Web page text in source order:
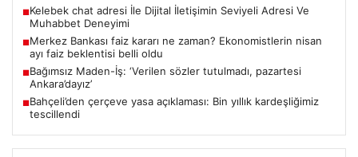
■Kelebek chat adresi İle Dijital İletişimin Seviyeli Adresi Ve
Muhabbet Deneyimi
■Merkez Bankası faiz kararı ne zaman? Ekonomistlerin nisan
ayı faiz beklentisi belli oldu
■Bağımsız Maden-İş: ‘Verilen sözler tutulmadı, pazartesi
Ankara’dayız’
■Bahçeli’den çerçeve yasa açıklaması: Bin yıllık kardeşliğimiz
tescillendi